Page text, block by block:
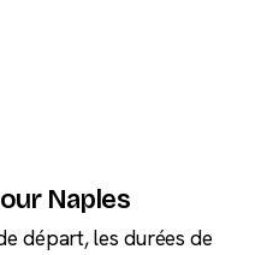
Naples
départ, les durées de